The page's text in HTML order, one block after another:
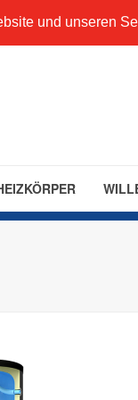
und unseren
gruppe.com ···